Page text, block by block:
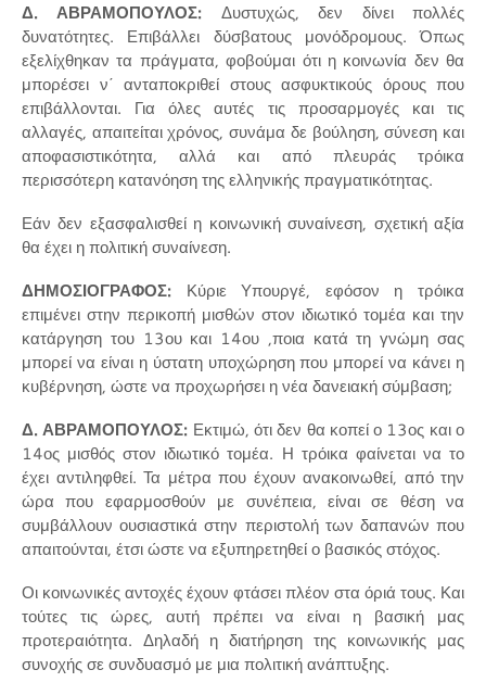
Δ. ΑΒΡΑΜΟΠΟΥΛΟΣ: Δυστυχώς, δεν δίνει πολλές
δυνατότητες. Επιβάλλει δύσβατους μονόδρομους. Όπως
εξελίχθηκαν τα πράγματα, φοβούμαι ότι η κοινωνία δεν θα
μπορέσει ν΄ ανταποκριθεί στους ασφυκτικούς όρους που
επιβάλλονται. Για όλες αυτές τις προσαρμογές και τις
αλλαγές, απαιτείται χρόνος, συνάμα δε βούληση, σύνεση και
αποφασιστικότητα, αλλά και από πλευράς τρόικα
περισσότερη κατανόηση της ελληνικής πραγματικότητας.
Εάν δεν εξασφαλισθεί η κοινωνική συναίνεση, σχετική αξία
θα έχει η πολιτική συναίνεση.
ΔΗΜΟΣΙΟΓΡΑΦΟΣ: Κύριε Υπουργέ, εφόσον η τρόικα
επιμένει στην περικοπή μισθών στον ιδιωτικό τομέα και την
κατάργηση του 13ου και 14ου ,ποια κατά τη γνώμη σας
μπορεί να είναι η ύστατη υποχώρηση που μπορεί να κάνει η
κυβέρνηση, ώστε να προχωρήσει η νέα δανειακή σύμβαση;
Δ. ΑΒΡΑΜΟΠΟΥΛΟΣ: Εκτιμώ, ότι δεν θα κοπεί ο 13ος και ο
14ος μισθός στον ιδιωτικό τομέα. Η τρόικα φαίνεται να το
έχει αντιληφθεί. Τα μέτρα που έχουν ανακοινωθεί, από την
ώρα που εφαρμοσθούν με συνέπεια, είναι σε θέση να
συμβάλλουν ουσιαστικά στην περιστολή των δαπανών που
απαιτούνται, έτσι ώστε να εξυπηρετηθεί ο βασικός στόχος.
Οι κοινωνικές αντοχές έχουν φτάσει πλέον στα όριά τους. Και
τούτες τις ώρες, αυτή πρέπει να είναι η βασική μας
προτεραιότητα. Δηλαδή η διατήρηση της κοινωνικής μας
συνοχής σε συνδυασμό με μια πολιτική ανάπτυξης.